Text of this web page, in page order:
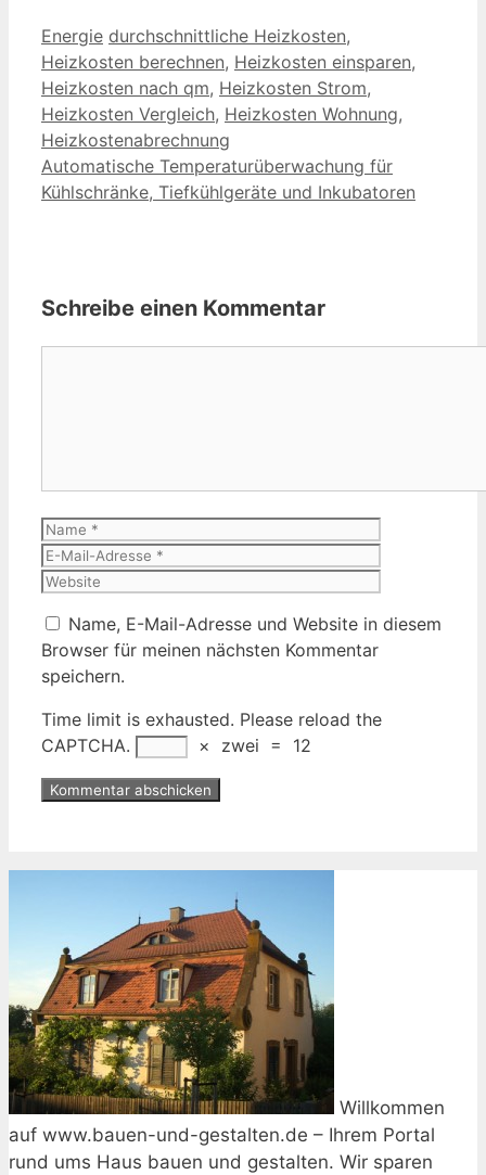
Kategorien
Energie Schlagwörter
durchschnittliche Heizkosten,
Heizkosten berechnen, Heizkosten einsparen,
Heizkosten nach qm, Heizkosten Strom,
Heizkosten Vergleich, Heizkosten Wohnung,
Heizkostenabrechnung
Automatische Temperaturüberwachung für
Kühlschränke, Tiefkühlgeräte und Inkubatoren
Schreibe einen Kommentar
Name
Name, E-Mail-Adresse und Website in diesem
Browser für meinen nächsten Kommentar
speichern.
Time limit is exhausted. Please reload the
CAPTCHA.
× zwei = 12
Willkommen
auf www.bauen-und-gestalten.de – Ihrem Portal
rund ums Haus bauen und gestalten. Wir sparen